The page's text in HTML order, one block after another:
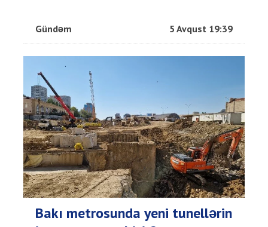
Gündəm 5 Avqust 19:39
Bakı metrosunda yeni tunellərin